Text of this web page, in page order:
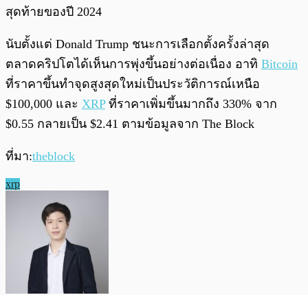
สุดท้ายของปี 2024
นับตั้งแต่ Donald Trump ชนะการเลือกตั้งครั้งล่าสุด
ตลาดคริปโตได้เห็นการพุ่งขึ้นอย่างต่อเนื่อง อาทิ Bitcoin
ที่ราคาขึ้นทำจุดสูงสุดใหม่เป็นประวัติการณ์เหนือ
$100,000 และ XRPที่ราคาเพิ่มขึ้นมากถึง 330% จาก
$0.55 กลายเป็น $2.41 ตามข้อมูลจาก The Block
ที่มา:theblock
xrp